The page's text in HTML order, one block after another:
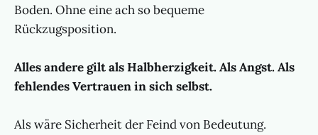
Boden. Ohne eine ach so bequeme
Rückzugsposition.
Alles andere gilt als Halbherzigkeit. Als Angst. Als
fehlendes Vertrauen in sich selbst.
Als wäre Sicherheit der Feind von Bedeutung.